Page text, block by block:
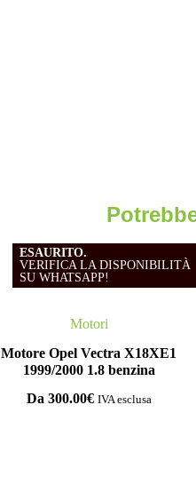
Motori
ESAURITO.
VERIFICA LA DISPONIBILITÀ
SU WHATSAPP!
Motore Opel Vectra X18XE1
1999/2000 1.8 benzina
Da 300.00€ IVA esclusa